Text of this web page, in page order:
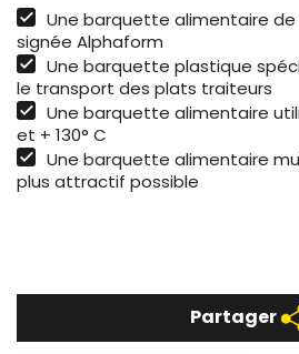
Une barquette alimentaire
signée Alphaform
Une barquette plastique
le transport des plats traiteurs
Une barquette alimentaire
et + 130° C
Une barquette alimentaire
plus attractif possible
Partager